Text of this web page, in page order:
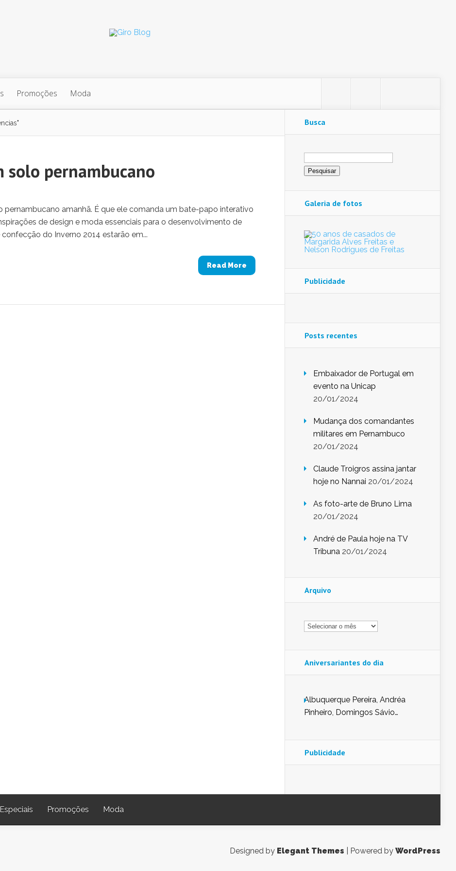
Promoções Moda
solo pernambucano
pernambucano amanhã. É que ele comanda um bate-papo interativo
de design e moda essenciais para o desenvolvimento de
do Inverno 2014 estarão em...
Read More
Busca
Pesquisar
por:
Galeria de fotos
Publicidade
Posts recentes
Embaixador de Portugal em
evento na Unicap
20/01/2024
Mudança dos comandantes
militares em Pernambuco
20/01/2024
Claude Troigros assina jantar
hoje no Nannai 20/01/2024
As foto-arte de Bruno Lima
20/01/2024
André de Paula hoje na TV
Tribuna 20/01/2024
Arquivo
Arquivo
Aniversariantes do dia
Albuquerque Pereira, Andréa
Pinheiro, Domingos Sávio
Nunes de Sena, Fátima Peixoto,
Glória Pereira, Kátia Mesel,
Publicidade
Especiais Promoções Moda
Designed by Elegant Themes | Powered by WordPress